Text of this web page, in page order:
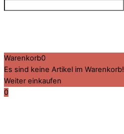
Warenkorb0
Es sind keine Artikel im Warenkorb!
Weiter einkaufen
0